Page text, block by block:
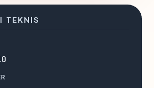
TEKNIS